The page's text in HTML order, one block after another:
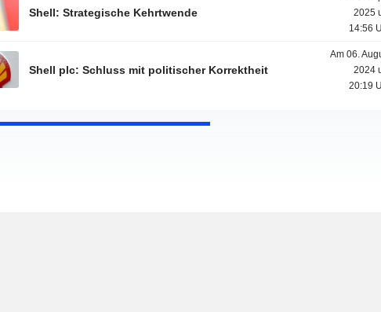
Shell: Strategische Kehrtwende
2025
14:56
Shell plc: Schluss mit politischer Korrektheit
Am 06.
2024
20:19